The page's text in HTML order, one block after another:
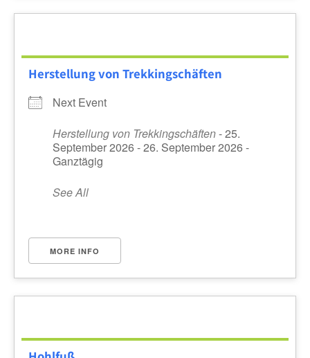
Herstellung von Trekkingschäften
Next Event
Herstellung von Trekkingschäften- 25.
September 2026 - 26. September 2026 -
Ganztägig
See All
MORE INFO